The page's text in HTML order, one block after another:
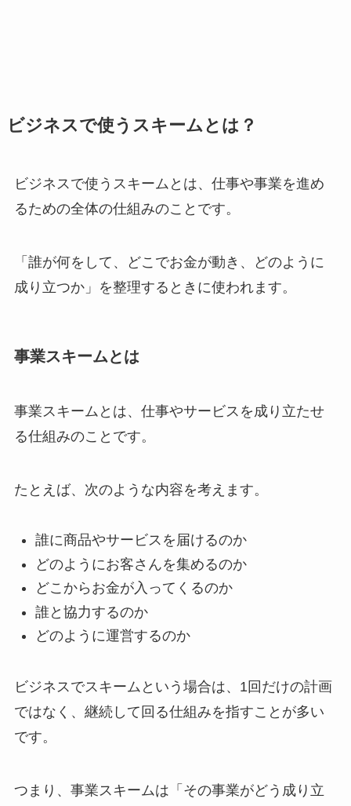
ビジネスで使うスキームとは？
ビジネスで使うスキームとは、仕事や事業を進め
るための全体の仕組みのことです。
「誰が何をして、どこでお金が動き、どのように
成り立つか」を整理するときに使われます。
事業スキームとは
事業スキームとは、仕事やサービスを成り立たせ
る仕組みのことです。
たとえば、次のような内容を考えます。
誰に商品やサービスを届けるのか
どのようにお客さんを集めるのか
どこからお金が入ってくるのか
誰と協力するのか
どのように運営するのか
ビジネスでスキームという場合は、1回だけの計画
ではなく、継続して回る仕組みを指すことが多い
です。
つまり、事業スキームは「その事業がどう成り立